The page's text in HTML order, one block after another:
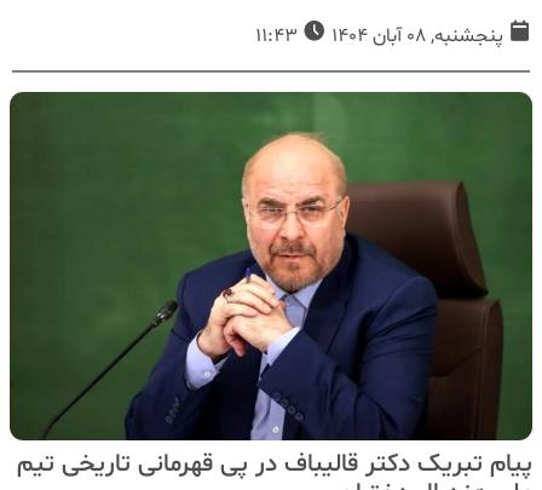
پنجشنبه, 08 آبان 1404
پیام تبریک دکتر قالیباف در پی قهرمانی تاریخی تیم